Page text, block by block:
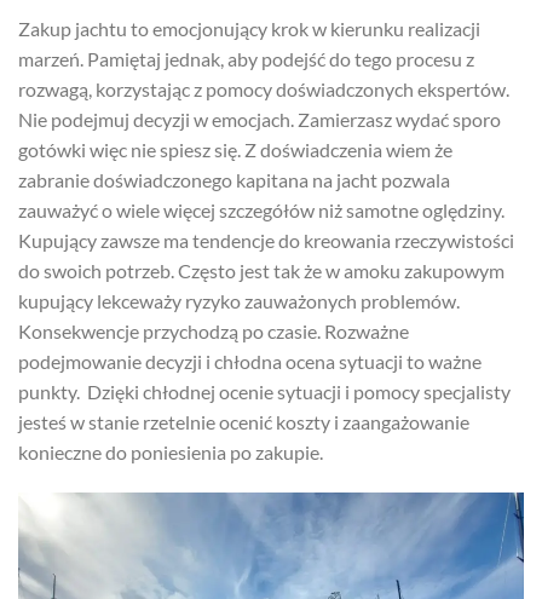
Zakup jachtu to emocjonujący krok w kierunku realizacji
marzeń. Pamiętaj jednak, aby podejść do tego procesu z
rozwagą, korzystając z pomocy doświadczonych ekspertów.
Nie podejmuj decyzji w emocjach. Zamierzasz wydać sporo
gotówki więc nie spiesz się. Z doświadczenia wiem że
zabranie doświadczonego kapitana na jacht pozwala
zauważyć o wiele więcej szczegółów niż samotne oględziny.
Kupujący zawsze ma tendencje do kreowania rzeczywistości
do swoich potrzeb. Często jest tak że w amoku zakupowym
kupujący lekceważy ryzyko zauważonych problemów.
Konsekwencje przychodzą po czasie. Rozważne
podejmowanie decyzji i chłodna ocena sytuacji to ważne
punkty. Dzięki chłodnej ocenie sytuacji i pomocy specjalisty
jesteś w stanie rzetelnie ocenić koszty i zaangażowanie
konieczne do poniesienia po zakupie.